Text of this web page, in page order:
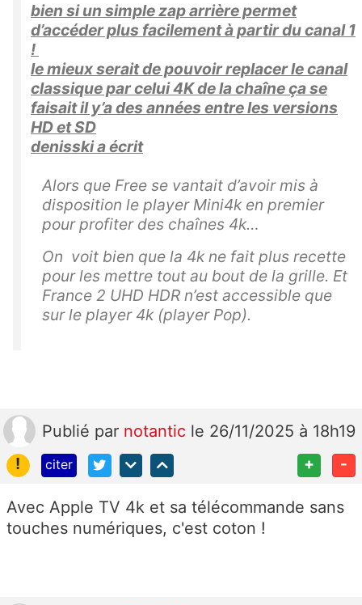
bien si un simple zap arrière permet
d’accéder plus facilement à partir du canal 1
!
le mieux serait de pouvoir replacer le canal
classique par celui 4K de la chaîne ça se
faisait il y’a des années entre les versions
HD et SD
denisski a écrit
Alors que Free se vantait d’avoir mis à
disposition le player Mini4k en premier
pour profiter des chaînes 4k…
On voit bien que la 4k ne fait plus recette
pour les mettre tout au bout de la grille. Et
France 2 UHD HDR n’est accessible que
sur le player 4k (player Pop).
Publié par notantic le 26/11/2025 à 18h19
!
citer + -
Avec Apple TV 4k et sa télécommande sans
touches numériques, c'est coton !